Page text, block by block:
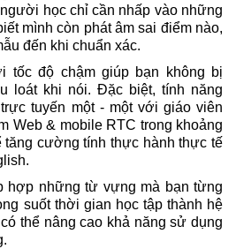
học chỉ cần nhấp vào những
mình còn phát âm sai điểm nào,
đến khi chuẩn xác.
tốc độ chậm giúp bạn không bị
loát khi nói. Đặc biệt, tính năng
tuyến một - một với giáo viên
Web & mobile RTC trong khoảng
tăng cường tính thực hành thực tế
hợp những từ vựng mà bạn từng
suốt thời gian học tập thành hệ
thể nâng cao khả năng sử dụng